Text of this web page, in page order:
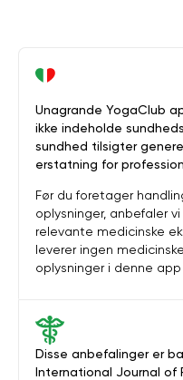
Disse anbefalinger er
International Journal of
Unagrande YogaClub
ikke indeholde
sundhed tilsigter
erstatning for
Før du foretager
oplysninger, anbefaler
relevante medicinske
leverer ingen
oplysninger i denne